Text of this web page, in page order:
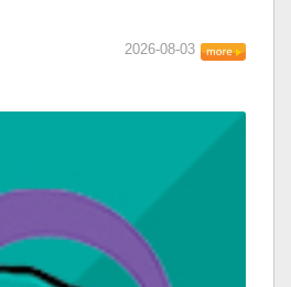
2026-08-03